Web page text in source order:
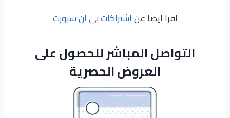
اقرا ايضا عناشتراكات بي ان سبورت
التواصل المباشر للحصول على
العروض الحصرية